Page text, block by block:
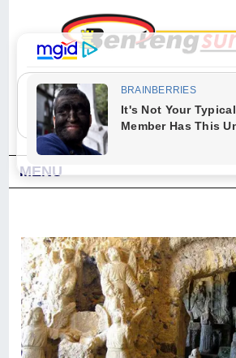
"Sesungguhnya Allah dan para malaikat-Nya
Wahai orang-orang yang beriman,
ucapkanlah salam dengan penuh
Ahzab Ayat 56)
MENU